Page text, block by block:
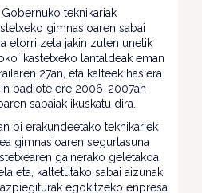
teknikariak
gimnasioaren sabai
etorri zela jakin zuten unetik
ikastetxeko lantaldeak eman
27an, eta kalteek hasiera
badiote ere 2006-2007an
sabaiak ikuskatu dira.
bi erakundeetako teknikariek
gimnasioaren segurtasuna
gainerako geletakoa
eta, kaltetutako sabai aizunak
egokitzeko enpresa